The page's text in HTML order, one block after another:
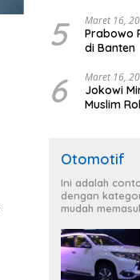
5 Maret 16,
Prabowo
di Banten
6 Maret 16,
Jokowi
Muslim
Otomotif
Ini adalah
dengan
mudah